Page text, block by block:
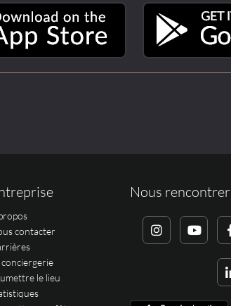
contacter
conciergerie
le lieu
Nous rencontrer